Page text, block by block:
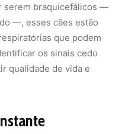
serem braquicefálicos —
—, esses cães estão
que podem
os sinais cedo
qualidade de vida e